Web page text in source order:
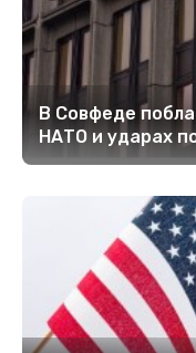
В Совфеде
НАТО и ударах